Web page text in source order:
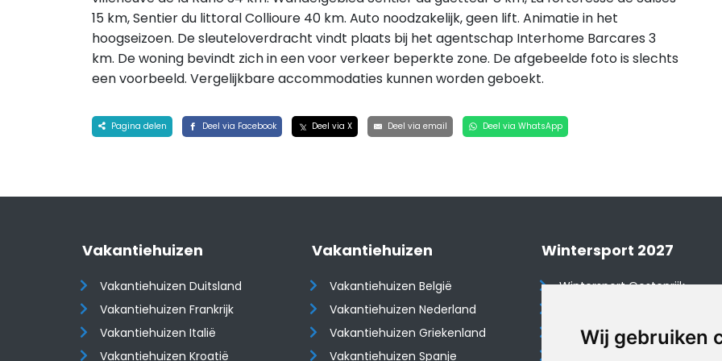
Wij gebruiken
15 km, Sentier du littoral Collioure 40 km. Auto noodzakelijk, geen lift. Animatie in het
hoogseizoen. De sleuteloverdracht vindt plaats bij het agentschap Interhome Barcares 3
km. De woning bevindt zich in een voor verkeer beperkte zone. De afgebeelde foto is slechts
een voorbeeld. Vergelijkbare accommodaties kunnen worden geboekt.
Pagina delen Deel via Facebook Deel via X Deel via email Deel via WhatsApp
Vakantiehuizen
Vakantiehuizen Duitsland
Vakantiehuizen Frankrijk
Vakantiehuizen Italië
Vakantiehuizen Kroatië
Vakantiehuizen
Vakantiehuizen België
Vakantiehuizen Nederland
Vakantiehuizen Griekenland
Vakantiehuizen Spanje
Wintersport 2027
Wintersport Oostenrijk
Wintersport Tsjechië